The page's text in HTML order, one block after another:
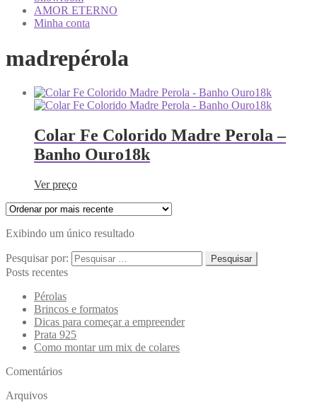
AMOR ETERNO
Minha conta
madrepérola
Colar Fe Colorido Madre Perola –
Banho Ouro18k
Ver preço
Exibindo um único resultado
Pesquisar por:
Posts recentes
Pérolas
Brincos e formatos
Dicas para começar a empreender
Prata 925
Como montar um mix de colares
Comentários
Arquivos